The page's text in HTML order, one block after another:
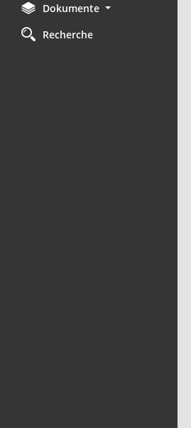
Dokumente
Recherche